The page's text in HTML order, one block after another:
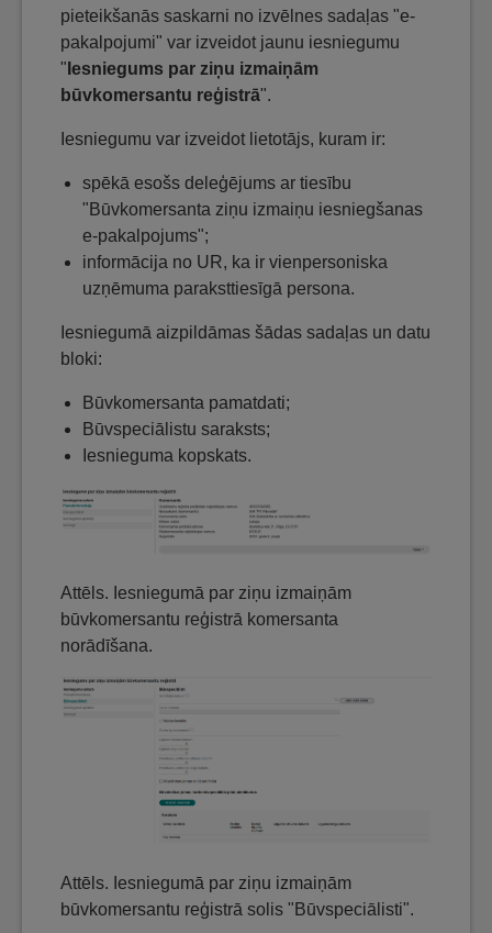
pieteikšanās saskarni no izvēlnes sadaļas "e-
pakalpojumi" var izveidot jaunu iesniegumu
" Iesniegums par ziņu izmaiņām
būvkomersantu reģistrā".
Iesniegumu var izveidot lietotājs, kuram ir:
spēkā esošs deleģējums ar tiesību
"Būvkomersanta ziņu izmaiņu iesniegšanas
e-pakalpojums";
informācija no UR, ka ir vienpersoniska
uzņēmuma paraksttiesīgā persona.
Iesniegumā aizpildāmas šādas sadaļas un datu
bloki:
Būvkomersanta pamatdati;
Būvspeciālistu saraksts;
Iesnieguma kopskats.
Attēls. Iesniegumā par ziņu izmaiņām
būvkomersantu reģistrā komersanta
norādīšana.
Attēls. Iesniegumā par ziņu izmaiņām
būvkomersantu reģistrā solis "Būvspeciālisti".